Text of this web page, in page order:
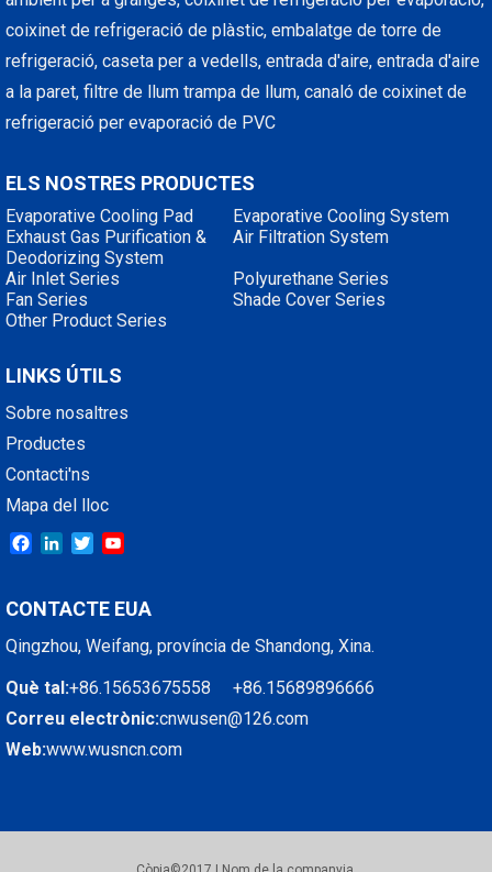
coixinet de refrigeració de plàstic, embalatge de torre de
refrigeració, caseta per a vedells, entrada d'aire, entrada d'aire
a la paret, filtre de llum trampa de llum, canaló de coixinet de
refrigeració per evaporació de PVC
ELS NOSTRES PRODUCTES
Evaporative Cooling Pad
Evaporative Cooling System
Exhaust Gas Purification &
Deodorizing System
Air Filtration System
Air Inlet Series
Polyurethane Series
Fan Series
Shade Cover Series
Other Product Series
LINKS ÚTILS
Sobre nosaltres
Productes
Contacti'ns
Mapa del lloc
Facebook
LinkedInTwitter
CONTACTE EUA
Qingzhou, Weifang, província de Shandong, Xina.
Què tal:+86.15653675558 +86.15689896666
Correu electrònic:cnwusen@126.com
Web:www.wusncn.com